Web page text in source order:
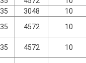
10
3048
10
4572
10
4572